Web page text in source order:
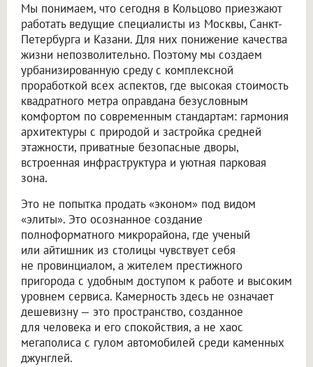
Мы понимаем, что сегодня в Кольцово приезжают
работать ведущие специалисты из Москвы, Санкт-
Петербурга и Казани. Для них понижение качества
жизни непозволительно. Поэтому мы создаем
урбанизированную среду с комплексной
проработкой всех аспектов, где высокая стоимость
квадратного метра оправдана безусловным
комфортом по современным стандартам: гармония
архитектуры с природой и застройка средней
этажности, приватные безопасные дворы,
встроенная инфраструктура и уютная парковая
зона.
Это не попытка продать «эконом» под видом
«элиты». Это осознанное создание
полноформатного микрорайона, где ученый
или айтишник из столицы чувствует себя
не провинциалом, а жителем престижного
пригорода с удобным доступом к работе и высоким
уровнем сервиса. Камерность здесь не означает
дешевизну — это пространство, созданное
для человека и его спокойствия, а не хаос
мегаполиса с гулом автомобилей среди каменных
джунглей.